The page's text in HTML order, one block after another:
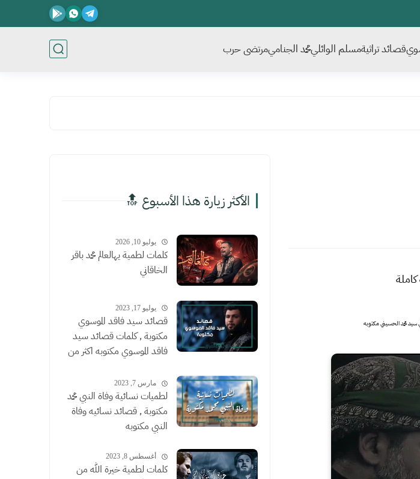
قصائد تراثيةمسلم الوائليمحمد الجناميمرتضى حرب
محمد الحسيني مكتوبه
الأكثر زيارة هذا الأسبوع 🔝
يوليو 10, 2026
كلمات لطمية يهالعالم محمد باقر
الخاقاني
يوليو 17, 2023
قصائد سيد فاقد الموسوي
مكتوبة , كلمات قصائد سيد
فاقد الموسوي مكتوبه اكثر من
مارس 7, 2023
لطميات نسائية وفاة النبي محمد
مكتوبة , قصائد نسائيه وفاة
النبي مكتوبه
أغسطس 8, 2023
كلمات لطمية خيرة الله من